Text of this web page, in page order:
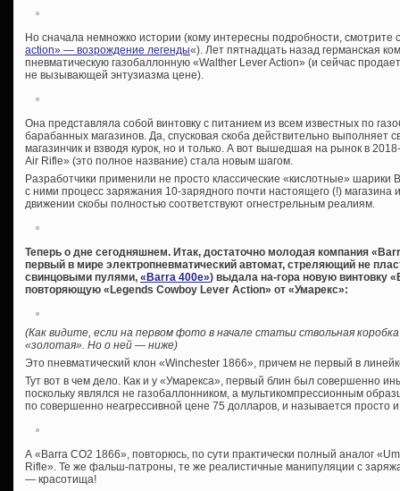
Но сначала немножко истории (кому интересны подробности, смотрите
action» — возрождение легенды«). Лет пятнадцать назад германская
пневматическую газобаллонную «Walther Lever Action» (и сейчас
не вызывающей энтузиазма цене).
Она представляла собой винтовку с питанием из всем известных по
барабанных магазинов. Да, спусковая скоба действительно выполняет
магазинчик и взводя курок, но и только. А вот вышедшая на рынок в
Air Rifle» (это полное название) стала новым шагом.
Разработчики применили не просто классические «кислотные»
с ними процесс заряжания 10-зарядного почти настоящего (!) магазина
движении скобы полностью соответствуют огнестрельным реалиям.
Теперь о дне сегодняшнем. Итак, достаточно молодая компания
первый в мире электропневматический автомат, стреляющий не
свинцовыми пулями, «Barra 400e») выдала на-гора новую винтовку
повторяющую «Legends Cowboy Lever Action» от «Умарекс»:
(Как видите, если на первом фото в начале статьи ствольная
«золотая». Но о ней — ниже)
Это пневматический клон «Winchester 1866», причем не первый в
Тут вот в чем дело. Как и у «Умарекса», первый блин был совершенно
поскольку являлся не газобаллонником, а мультикомпрессионным
по совершенно неагрессивной цене 75 долларов, и называется просто
А «Barra CO2 1866», повторюсь, по сути практически полный аналог
Rifle». Те же фальш-патроны, те же реалистичные манипуляции с
— красотища!